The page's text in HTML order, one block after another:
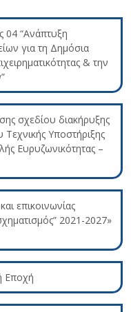
04 “Ανάπτυξη
για τη Δημόσια
& την
σχεδίου διακήρυξης
Υποστήριξης
Ευρυζωνικότητας –
επικοινωνίας
2021-2027»
Εποχή